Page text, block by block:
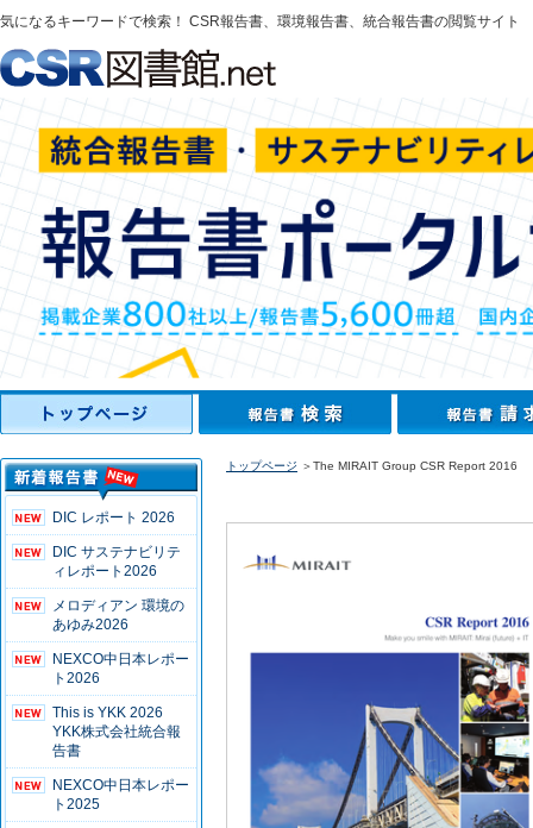
気になるキーワードで検索！ CSR報告書、環境報告書、統合報告書の閲覧サイト
DIC レポート 2026
DIC サステナビリテ
ィレポート2026
メロディアン 環境の
あゆみ2026
NEXCO中日本レポー
ト2026
This is YKK 2026
YKK株式会社統合報
告書
NEXCO中日本レポー
ト2025
トップページ ＞The MIRAIT Group CSR Report 2016